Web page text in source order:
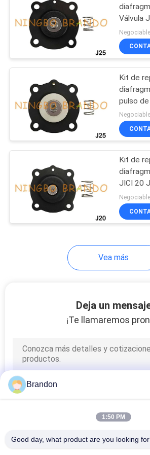
Válvula
la
colocaciones
manguera
neumáticas
Cilindros de
Lubricador del
regulador del
Válvula
JISI25
Nitrilo
Kit de
pulso
polvo
JISI25
Kit de
JICI 20
JISR 20
Vea más
Deja un
¡Te llamaremos
Brandon
1:50 PM
Good day, what product are you looking